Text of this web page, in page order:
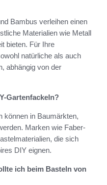
Bambus verleihen einen
Materialien wie Metall
bieten. Für Ihre
natürliche als auch
abhängig von der
Gartenfackeln?
können in Baumärkten,
Marken wie Faber-
die sich
DIY eignen.
ich beim Basteln von